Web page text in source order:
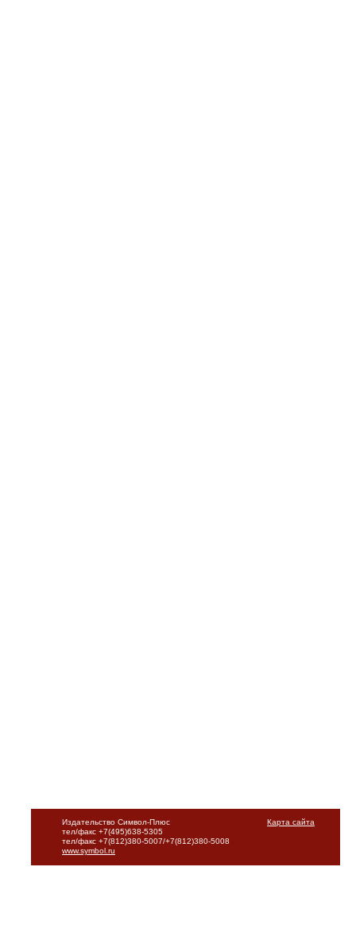
Карта сайта
Издательство Символ-Плюс
тел/факс +7(495)638-5305
тел/факс +7(812)380-5007/+7(812)380-5008
www.symbol.ru